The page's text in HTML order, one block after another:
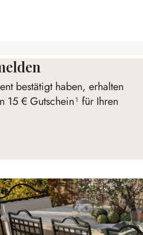
bestätigt haben, erhalten
15 € Gutschein¹ für Ihren